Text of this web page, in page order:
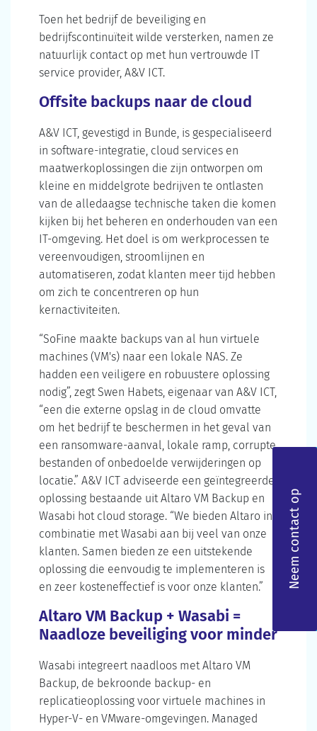
Neem contact op
Toen het bedrijf de beveiliging en
bedrijfscontinuïteit wilde versterken, namen ze
natuurlijk contact op met hun vertrouwde IT
service provider, A&V ICT.
Offsite backups naar de cloud
A&V ICT, gevestigd in Bunde, is gespecialiseerd
in software-integratie, cloud services en
maatwerkoplossingen die zijn ontworpen om
kleine en middelgrote bedrijven te ontlasten
van de alledaagse technische taken die komen
kijken bij het beheren en onderhouden van een
IT-omgeving. Het doel is om werkprocessen te
vereenvoudigen, stroomlijnen en
automatiseren, zodat klanten meer tijd hebben
om zich te concentreren op hun
kernactiviteiten.
“SoFine maakte backups van al hun virtuele
machines (VM's) naar een lokale NAS. Ze
hadden een veiligere en robuustere oplossing
nodig”, zegt Swen Habets, eigenaar van A&V ICT,
“een die externe opslag in de cloud omvatte
om het bedrijf te beschermen in het geval van
een ransomware-aanval, lokale ramp, corrupte
bestanden of onbedoelde verwijderingen op
locatie.” A&V ICT adviseerde een geïntegreerde
oplossing bestaande uit Altaro VM Backup en
Wasabi hot cloud storage. “We bieden Altaro in
combinatie met Wasabi aan bij veel van onze
klanten. Samen bieden ze een uitstekende
oplossing die eenvoudig te implementeren is
en zeer kosteneffectief is voor onze klanten.”
Altaro VM Backup + Wasabi =
Naadloze beveiliging voor minder
Wasabi integreert naadloos met Altaro VM
Backup, de bekroonde backup- en
replicatieoplossing voor virtuele machines in
Hyper-V- en VMware-omgevingen. Managed